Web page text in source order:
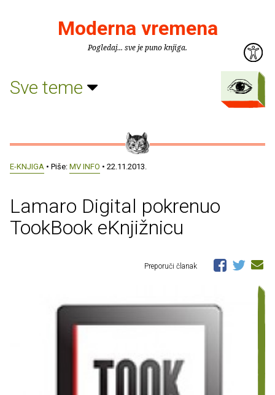
Moderna vremena
Pogledaj... sve je puno knjiga.
Sve teme
E-KNJIGA • Piše: MV INFO • 22.11.2013.
Lamaro Digital pokrenuo
TookBook eKnjižnicu
Preporuči članak